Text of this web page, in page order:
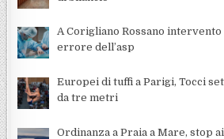
A Corigliano Rossano
errore dell’asp
Europei di tuffi a Parigi, Tocci
da tre metri
Ordinanza a Praia a Mare, stop